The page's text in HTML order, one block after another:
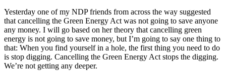
Yesterday one of my NDP friends from across the way suggested
that cancelling the Green Energy Act was not going to save anyone
any money. I will go based on her theory that cancelling green
energy is not going to save money, but I’m going to say one thing to
that: When you find yourself in a hole, the first thing you need to do
is stop digging. Cancelling the Green Energy Act stops the digging.
We’re not getting any deeper.